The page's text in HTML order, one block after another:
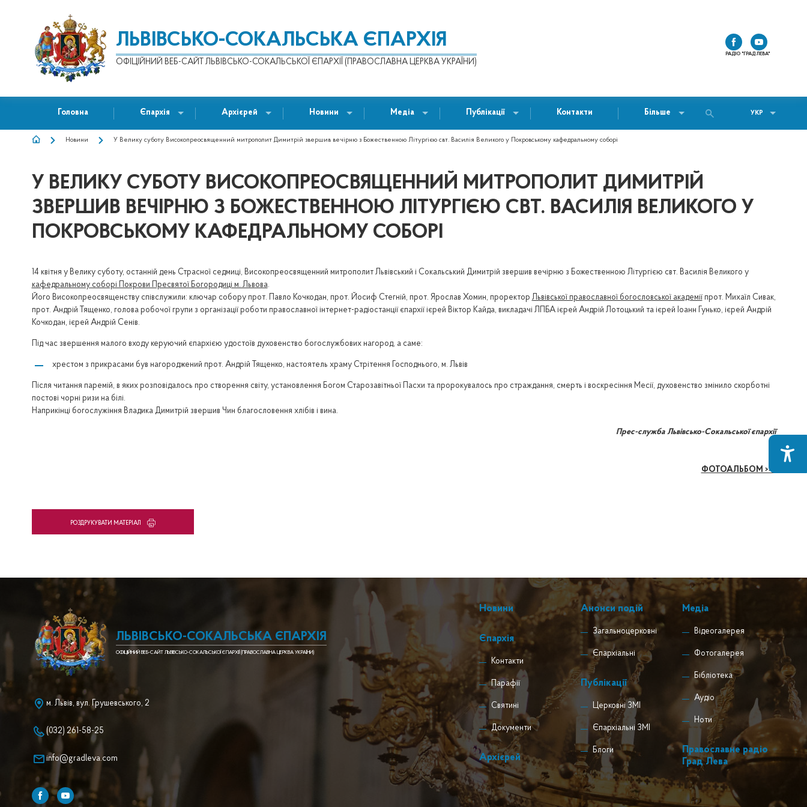
ЛЬВІВСЬКО-СОКАЛЬСЬКА ЄПАРХІЯ
ОФІЦІЙНИЙ ВЕБ-САЙТ ЛЬВІВСЬКО-СОКАЛЬСЬКОЇ ЄПАРХІЇ (ПРАВОСЛАВНА ЦЕРКВА УКРАЇНИ)
РАДІО "ГРАД ЛЕВА"
Головна Єпархія Архієрей Новини Медіа Публікації Контакти Більше УКР
РЯДОК
НАВІҐАЦІЇ
Новини У Велику суботу Високопреосвященний митрополит Димитрій звершив вечірню з Божественною Літургією свт. Василія Великого у Покровському кафедральному соборі
У ВЕЛИКУ СУБОТУ ВИСОКОПРЕОСВЯЩЕННИЙ МИТРОПОЛИТ ДИМИТРІЙ
ЗВЕРШИВ ВЕЧІРНЮ З БОЖЕСТВЕННОЮ ЛІТУРГІЄЮ СВТ. ВАСИЛІЯ ВЕЛИКОГО У
ПОКРОВСЬКОМУ КАФЕДРАЛЬНОМУ СОБОРІ
14 квітня у Велику суботу, останній день Страсної седмиці, Високопреосвященний митрополит Львівський і Сокальський Димитрій звершив вечірню з Божественною Літургією свт. Василія Великого у
кафедральному соборі Покрови Пресвятої Богородиці м. Львова.
Його Високопреосвященству співслужили: ключар собору прот. Павло Кочкодан, прот. Йосиф Стегній, прот. Ярослав Хомин, проректор Львівської православної богословської академії прот. Михаїл Сивак,
прот. Андрій Тященко, голова робочої групи з організації роботи православної інтернет-радіостанції єпархії ієрей Віктор Кайда, викладачі ЛПБА ієрей Андрій Лотоцький та ієрей Іоанн Гунько, ієрей Андрій
Кочкодан, ієрей Андрій Сенів.
Під час звершення малого входу керуючий єпархією удостоїв духовенство богослужбових нагород, а саме:
хрестом з прикрасами був нагороджений прот. Андрій Тященко, настоятель храму Стрітення Господнього, м. Львів
Після читання паремій, в яких розповідалось про створення світу, установлення Богом Старозавітньої Пасхи та пророкувалось про страждання, смерть і воскресіння Месії, духовенство змінило скорботні
постові чорні ризи на білі.
Наприкінці богослужіння Владика Димитрій звершив Чин благословення хлібів і вина.
Прес-служба Львівсько-Сокальської єпархії
ФОТОАЛЬБОМ >>>
PОЗДРУКУВАТИ МАТЕРІАЛ
ЛЬВІВСЬКО-СОКАЛЬСЬКА ЄПАРХІЯ
ОФІЦІЙНИЙ ВЕБ-САЙТ ЛЬВІВСЬКО-СОКАЛЬСЬКОЇ ЄПАРХІЇ (ПРАВОСЛАВНА ЦЕРКВА УКРАЇНИ)
м. Львів, вул. Грушевського, 2
(032) 261-58-25
info@gradleva.com
Новини
Єпархія
Контакти
Парафії
Святині
Документи
Архієрей
Анонси подій
Загальноцерковні
Єпархіальні
Публікації
Церковні ЗМІ
Єпархіальні ЗМІ
Блоги
Медіа
Відеогалерея
Фотогалерея
Бібліотека
Аудіо
Ноти
Православне радіо
Град Лева